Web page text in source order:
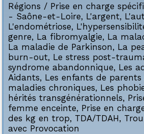
Régions / Prise en charge
- Saône-et-Loire, L'argent,
L'endométriose,
genre, La fibromyalgie, La
La maladie de Parkinson, La
burn-out, Le stress post-
syndrome abandonnique, Les
Aidants, Les enfants de parents
maladies chroniques, Les
hérités transgénérationnels,
femme enceinte, Prise en
des kg en trop, TDA/TDAH,
avec Provocation